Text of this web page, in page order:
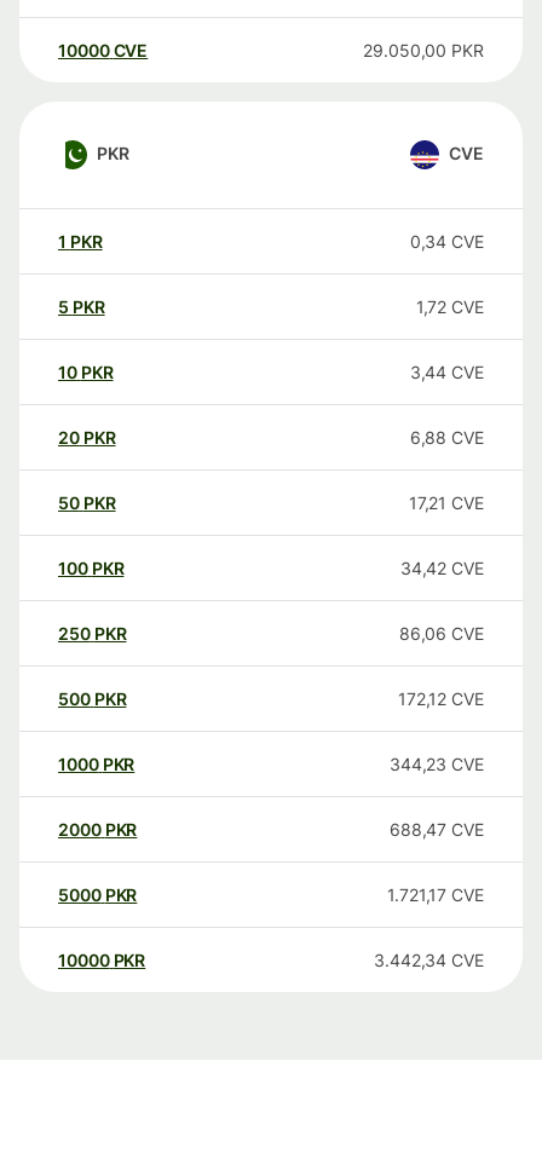
10000 CVE 29.050,00 PKR
PKR CVE
1 PKR 0,34 CVE
5 PKR 1,72 CVE
10 PKR 3,44 CVE
20 PKR 6,88 CVE
50 PKR 17,21 CVE
100 PKR 34,42 CVE
250 PKR 86,06 CVE
500 PKR 172,12 CVE
1000 PKR 344,23 CVE
2000 PKR 688,47 CVE
5000 PKR 1.721,17 CVE
10000 PKR 3.442,34 CVE